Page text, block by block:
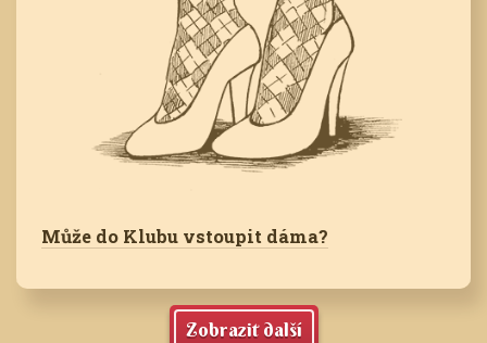
Může do Klubu vstoupit dáma?
Zobrazit další